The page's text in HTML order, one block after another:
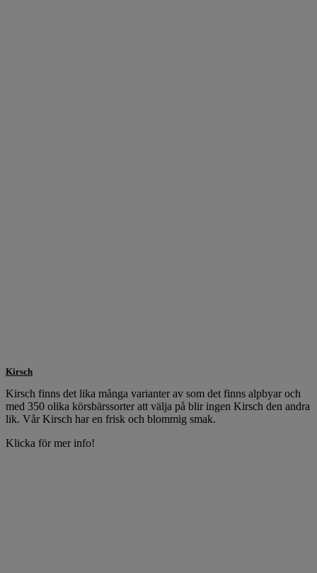
Kirsch
Kirsch finns det lika många varianter av som det finns alpbyar och
med 350 olika körsbärssorter att välja på blir ingen Kirsch den andra
lik. Vår Kirsch har en frisk och blommig smak.
Klicka för mer info!